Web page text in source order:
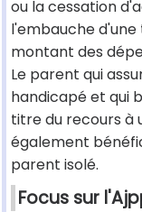
ou la cessation
l'embauche
montant des
Le parent qui
handicapé et qui
titre du recours à
également
parent isolé.
Focus sur